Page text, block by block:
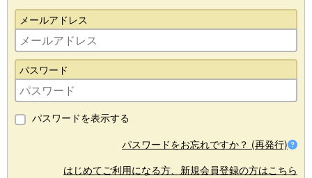
メールアドレス
パスワード
パスワードを表示する
パスワードをお忘れですか？ (再発行)
はじめてご利用になる方、新規会員登録の方はこちら